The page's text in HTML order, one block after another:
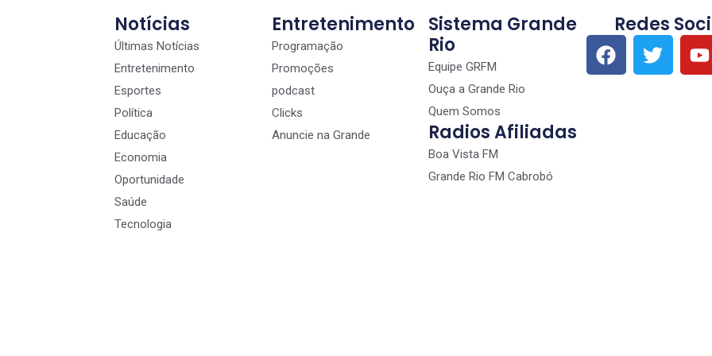
Notícias
Últimas Notícias
Entretenimento
Esportes
Política
Educação
Economia
Oportunidade
Saúde
Tecnologia
Entretenimento
Programação
Promoções
podcast
Clicks
Anuncie na Grande
Sistema Grande
Rio
Equipe GRFM
Ouça a Grande Rio
Quem Somos
Radios Afiliadas
Boa Vista FM
Grande Rio FM Cabrobó
Redes